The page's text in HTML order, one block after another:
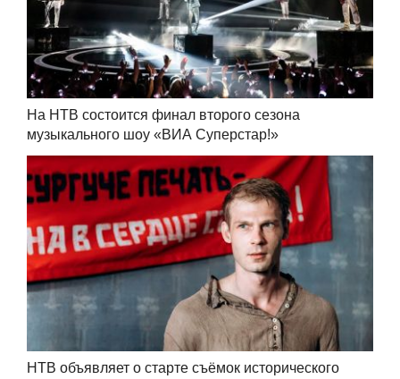
На НТВ состоится финал второго сезона
музыкального шоу «ВИА Суперстар!»
НТВ объявляет о старте съёмок исторического